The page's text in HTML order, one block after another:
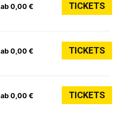
ab 0,00 € TICKETS
ab 0,00 € TICKETS
ab 0,00 € TICKETS